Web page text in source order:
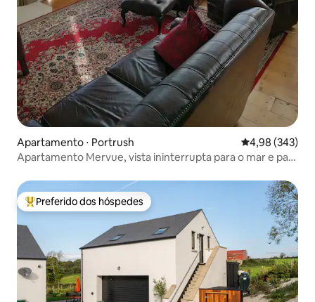
Apartamento ⋅ Portrush 4,98 de uma
4,98 (343)
Apartamento Mervue, vista ininterrupta para o mar e para
Entre os melhores preferidos dos hóspedes
Preferido dos hóspedes